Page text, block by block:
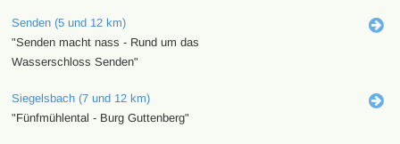
Senden (5 und 12 km)
"Senden macht nass - Rund um das
Wasserschloss Senden"
Siegelsbach (7 und 12 km)
"Fünfmühlental - Burg Guttenberg"